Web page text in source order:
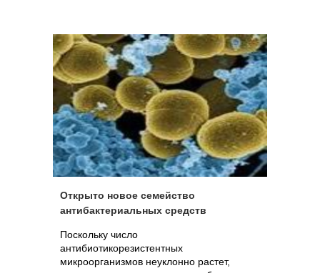
Открыто новое семейство
антибактериальных средств
Поскольку число
антибиотикорезистентных
микроорганизмов неуклонно растет,